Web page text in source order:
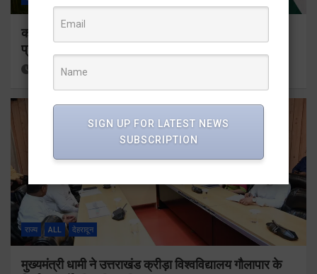
कॉमनवेल्थ गेम्स 2026 के उत्तराखंड के पदक विजेताओं और
प्रशिक्षकों को मुख्यमंत्री धामी ने किया सम्मानित
11 hours ago
राज्य ALL देहरादून
मुख्यमंत्री धामी ने उत्तराखंड क्रीड़ा विश्वविद्यालय गौलापार के
SIGN UP FOR LATEST NEWS
SUBSCRIPTION